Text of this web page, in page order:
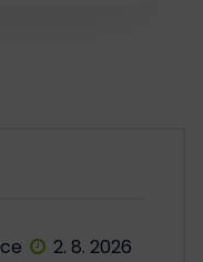
2. 8. 2026